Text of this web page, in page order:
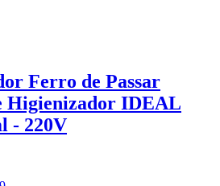
Ferro de Passar
Higienizador IDEAL
- 220V